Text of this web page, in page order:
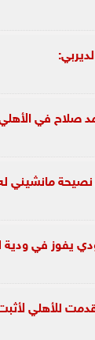
صلاح في
نصيحة مانشيني
يفوز في ودية
قدمت للأهلي